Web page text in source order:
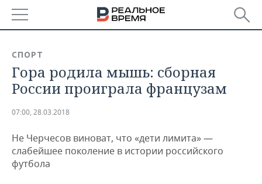
БАШКОРТОСТАН
ТАТАРСТАН
НОВОСТИ
АНАЛИТИКА
ДЕКЛАРАЦИИ О ДОХОДАХ
НОВОСТИ ЭКОНОМИКИ
ПРОМЫШЛЕННОСТЬ
СПОРТ
Гора родила мышь: сборная
России проиграла французам
07:00, 28.03.2018
Не Черчесов виноват, что «дети лимита» —
слабейшее поколение в истории российского
футбола